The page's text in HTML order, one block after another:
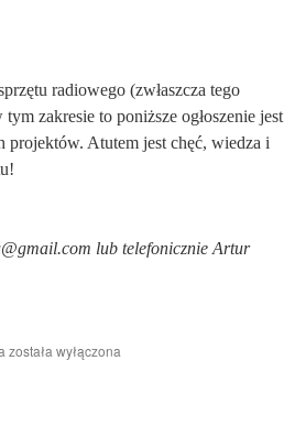
radiowego (zwłaszcza tego
zakresie to poniższe ogłoszenie jest
projektów. Atutem jest chęć, wiedza i
lub telefonicznie Artur
SP3KAU
została wyłączona